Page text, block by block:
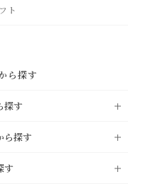
ェア
加湿器
ト
ら探す
探す
リビング
ダイニング
ら探す
す